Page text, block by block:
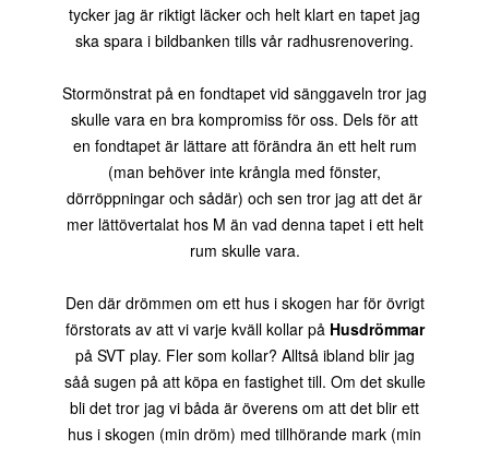
tycker jag är riktigt läcker och helt klart en tapet jag
ska spara i bildbanken tills vår radhusrenovering.
Stormönstrat på en fondtapet vid sänggaveln tror jag
skulle vara en bra kompromiss för oss. Dels för att
en fondtapet är lättare att förändra än ett helt rum
(man behöver inte krångla med fönster,
dörröppningar och sådär) och sen tror jag att det är
mer lättövertalat hos M än vad denna tapet i ett helt
rum skulle vara.
Den där drömmen om ett hus i skogen har för övrigt
förstorats av att vi varje kväll kollar på Husdrömmar
på SVT play. Fler som kollar? Alltså ibland blir jag
såå sugen på att köpa en fastighet till. Om det skulle
bli det tror jag vi båda är överens om att det blir ett
hus i skogen (min dröm) med tillhörande mark (min